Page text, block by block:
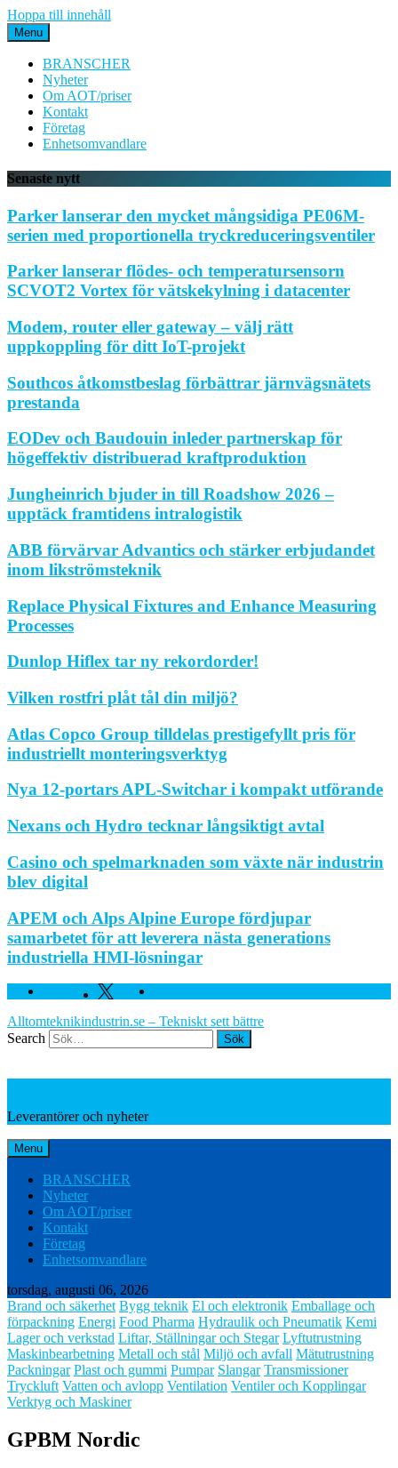
Hoppa till innehåll
Menu
BRANSCHER
Nyheter
Om AOT/priser
Kontakt
Företag
Enhetsomvandlare
Senaste nytt
Parker lanserar den mycket mångsidiga PE06M-
serien med proportionella tryckreduceringsventiler
Parker lanserar flödes- och temperatursensorn
SCVOT2 Vortex för vätskekylning i datacenter
Modem, router eller gateway – välj rätt
uppkoppling för ditt IoT-projekt
Southcos åtkomstbeslag förbättrar järnvägsnätets
prestanda
EODev och Baudouin inleder partnerskap för
högeffektiv distribuerad kraftproduktion
Jungheinrich bjuder in till Roadshow 2026 –
upptäck framtidens intralogistik
ABB förvärvar Advantics och stärker erbjudandet
inom likströmsteknik
Replace Physical Fixtures and Enhance Measuring
Processes
Dunlop Hiflex tar ny rekordorder!
Vilken rostfri plåt tål din miljö?
Atlas Copco Group tilldelas prestigefyllt pris för
industriellt monteringsverktyg
Nya 12-portars APL-Switchar i kompakt utförande
Nexans och Hydro tecknar långsiktigt avtal
Casino och spelmarknaden som växte när industrin
blev digital
APEM och Alps Alpine Europe fördjupar
samarbetet för att leverera nästa generations
industriella HMI-lösningar
Facebook Twitter
Alltomteknikindustrin.se – Tekniskt sett bättre
Search
Leverantörer och nyheter
Menu
BRANSCHER
Nyheter
Om AOT/priser
Kontakt
Företag
Enhetsomvandlare
torsdag, augusti 06, 2026
Brand och säkerhet Bygg teknik El och elektronik Emballage och
förpackning Energi Food Pharma Hydraulik och Pneumatik Kemi
Lager och verkstad Liftar, Ställningar och Stegar Lyftutrustning
Maskinbearbetning Metall och stål Miljö och avfall Mätutrustning
Packningar Plast och gummi Pumpar Slangar Transmissioner
Tryckluft Vatten och avlopp Ventilation Ventiler och Kopplingar
Verktyg och Maskiner
GPBM Nordic